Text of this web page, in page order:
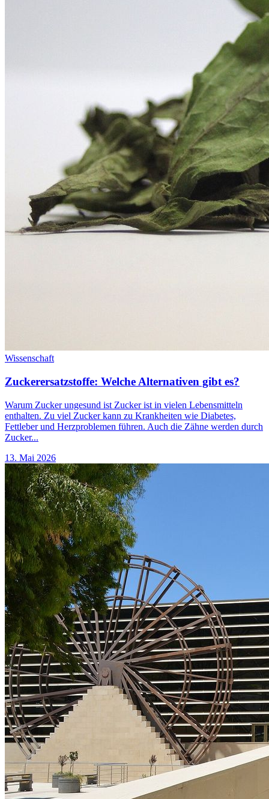
Wissenschaft
Zuckerersatzstoffe: Welche Alternativen gibt es?
Warum Zucker ungesund ist Zucker ist in vielen Lebensmitteln
enthalten. Zu viel Zucker kann zu Krankheiten wie Diabetes,
Fettleber und Herzproblemen führen. Auch die Zähne werden durch
Zucker...
13. Mai 2026